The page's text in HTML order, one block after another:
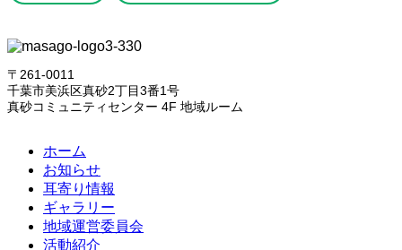
〒261-0011
千葉市美浜区真砂2丁目3番1号
真砂コミュニティセンター 4F 地域ルーム
ホーム
お知らせ
耳寄り情報
ギャラリー
地域運営委員会
活動紹介